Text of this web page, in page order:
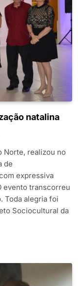
natalina
Norte, realizou no
de
expressiva
evento transcorreu
Toda alegria foi
Sociocultural da